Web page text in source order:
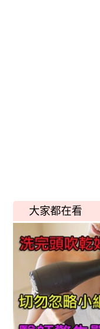
大家都在看